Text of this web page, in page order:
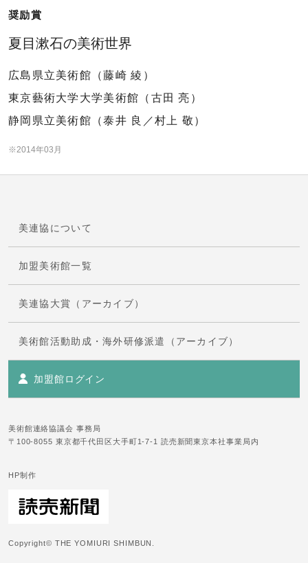
奨励賞
夏目漱石の美術世界
広島県立美術館（藤崎 綾）
東京藝術大学大学美術館（古田 亮）
静岡県立美術館（泰井 良／村上 敬）
※2014年03月
美連協について
加盟美術館一覧
美連協大賞（アーカイブ）
美術館活動助成・海外研修派遣（アーカイブ）
加盟館ログイン
美術館連絡協議会 事務局
〒100-8055 東京都千代田区大手町1-7-1 読売新聞東京本社事業局内
HP制作
Copyright© THE YOMIURI SHIMBUN.